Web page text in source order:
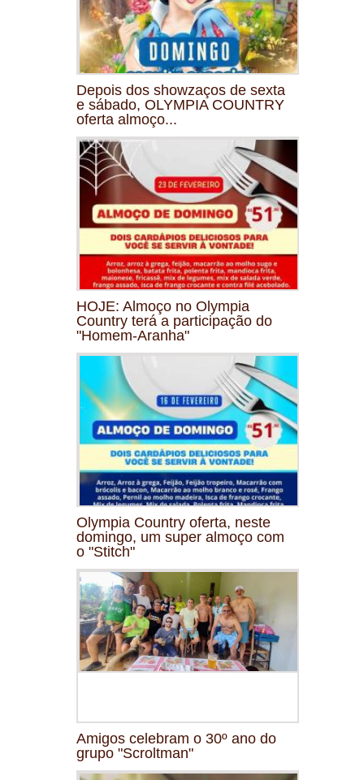
Depois dos showzaços de sexta
e sábado, OLYMPIA COUNTRY
oferta almoço...
HOJE: Almoço no Olympia
Country terá a participação do
"Homem-Aranha"
Olympia Country oferta, neste
domingo, um super almoço com
o "Stitch"
Amigos celebram o 30º ano do
grupo "Scroltman"